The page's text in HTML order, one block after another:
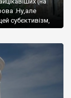
.Ну,але
субєктивізм,